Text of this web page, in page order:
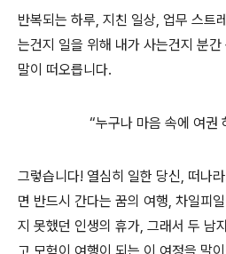
반복되는 하루, 지친 일상, 업무 스트
는건지 일을 위해 내가 사는건지 분
말이 떠오릅니다.
“누구나 마음 속에 여권
그렇습니다! 열심히 일한 당신, 떠나
면 반드시 간다는 꿈의 여행, 차일피
지 못했던 인생의 휴가, 그래서 두 남